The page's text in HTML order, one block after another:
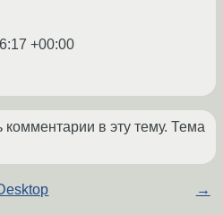
+00:00
в эту тему. Тема
→